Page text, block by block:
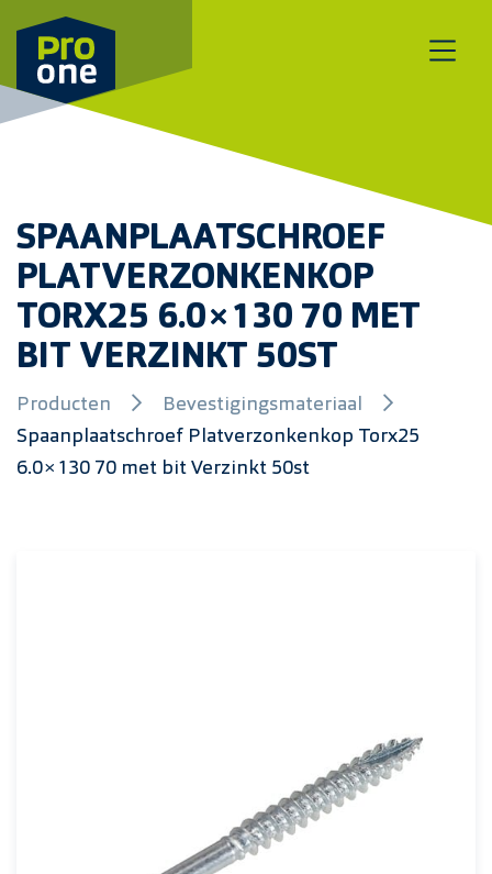
Meteen naar de content
SPAANPLAATSCHROEF
PLATVERZONKENKOP
TORX25 6.0×130 70 MET
BIT VERZINKT 50ST
Producten
Bevestigingsmateriaal
Spaanplaatschroef Platverzonkenkop Torx25
6.0×130 70 met bit Verzinkt 50st